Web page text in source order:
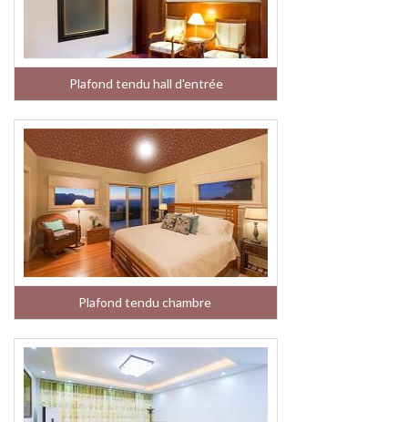
Plafond tendu hall d'entrée
Plafond tendu chambre